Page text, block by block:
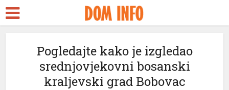
Pogledajte kako je izgledao
srednjovjekovni bosanski
kraljevski grad Bobovac